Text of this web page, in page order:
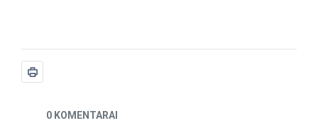
Naujienos
0 KOMENTARAI